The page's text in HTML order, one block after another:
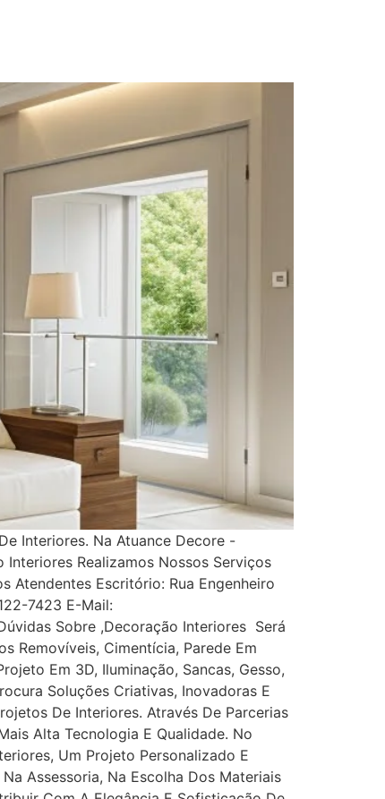
Interiores. Na Atuance Decore -
Realizamos Nossos Serviços
Atendentes Escritório: Rua Engenheiro
7423 E-Mail:
Sobre ,Decoração Interiores Será
Removíveis, Cimentícia, Parede Em
Em 3D, Iluminação, Sancas, Gesso,
Soluções Criativas, Inovadoras E
De Interiores. Através De Parcerias
Alta Tecnologia E Qualidade. No
Um Projeto Personalizado E
Assessoria, Na Escolha Dos Materiais